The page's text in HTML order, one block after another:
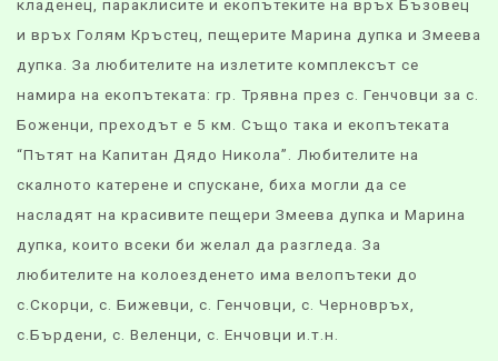
кладенец, параклисите и екопътеките на връх Бъзовец
и връх Голям Кръстец, пещерите Марина дупка и Змеева
дупка. За любителите на излетите комплексът се
намира на екопътеката: гр. Трявна през с. Генчовци за с.
Боженци, преходът е 5 км. Също така и екопътеката
“Пътят на Капитан Дядо Никола”. Любителите на
скалното катерене и спускане, биха могли да се
насладят на красивите пещери Змеева дупка и Марина
дупка, които всеки би желал да разгледа. За
любителите на колоезденето има велопътеки до
с.Скорци, с. Бижевци, с. Генчовци, с. Черновръх,
с.Бърдени, с. Веленци, с. Енчовци и.т.н.